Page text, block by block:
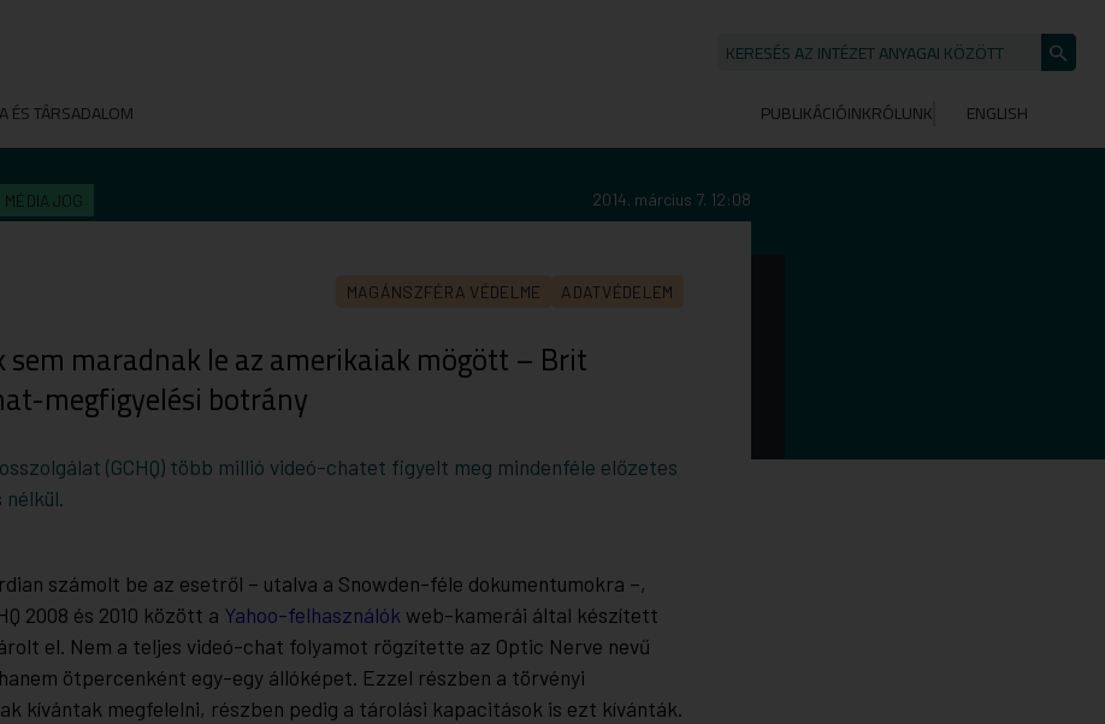
KERESÉS AZ INTÉZET ANYAGAI KÖZÖTT
indítása
ÉS TÁRSADALOM PUBLIKÁCIÓINKRÓLUNK ENGLISH
MÉDIAJOG 2014. március 7. 12:08
MAGÁNSZFÉRA VÉDELME ADATVÉDELEM
sem maradnak le az amerikaiak mögött – Brit
megfigyelési botrány
(GCHQ) több millió videó-chatet figyelt meg mindenféle előzetes
nélkül.
számolt be az esetről – utalva a Snowden-féle dokumentumokra –,
2008 és 2010 között a Yahoo-felhasználók web-kamerái által készített
el. Nem a teljes videó-chat folyamot rögzítette az Optic Nerve nevű
ötpercenként egy-egy állóképet. Ezzel részben a törvényi
kívántak megfelelni, részben pedig a tárolási kapacitások is ezt kívánták.